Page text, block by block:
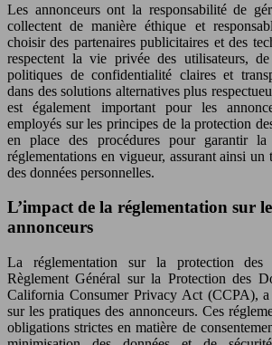
Les annonceurs ont la responsabilité de
collectent de manière éthique et
choisir des partenaires publicitaires et des
respectent la vie privée des utilisateurs,
politiques de confidentialité claires et
dans des solutions alternatives plus
est également important pour les
employés sur les principes de la protection
en place des procédures pour garantir
réglementations en vigueur, assurant ainsi un
des données personnelles.
L’impact de la réglementation sur
annonceurs
La réglementation sur la protection des
Règlement Général sur la Protection des
California Consumer Privacy Act (CCPA),
sur les pratiques des annonceurs. Ces
obligations strictes en matière de